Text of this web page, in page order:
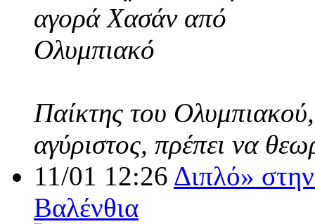
Παίκτης του
αγύριστος, πρέπει να
11/01 12:26 Διπλό»
Βαλένθια